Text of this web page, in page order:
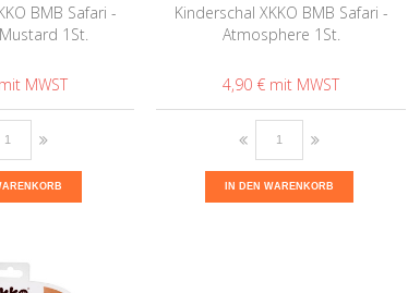
BMB Safari -
1St.
Kinderschal XKKO BMB Safari -
Atmosphere 1St.
4,90 €
IN DEN WARENKORB